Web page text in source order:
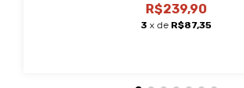
R$239,90
3 x de R$87,35